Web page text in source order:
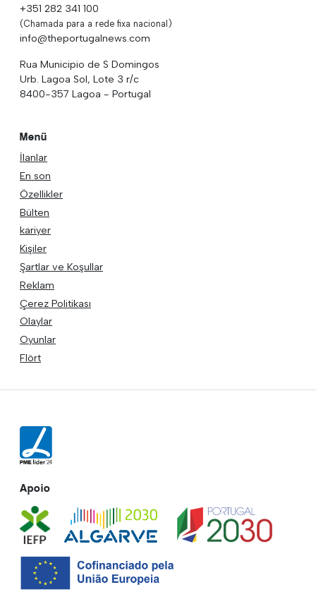
+351 282 341 100
(Chamada para a rede fixa nacional)
info@theportugalnews.com
Rua Municipio de S Domingos
Urb. Lagoa Sol, Lote 3 r/c
8400-357 Lagoa - Portugal
Menü
İlanlar
En son
Özellikler
Bülten
kariyer
Kişiler
Şartlar ve Koşullar
Reklam
Çerez Politikası
Olaylar
Oyunlar
Flört
Apoio